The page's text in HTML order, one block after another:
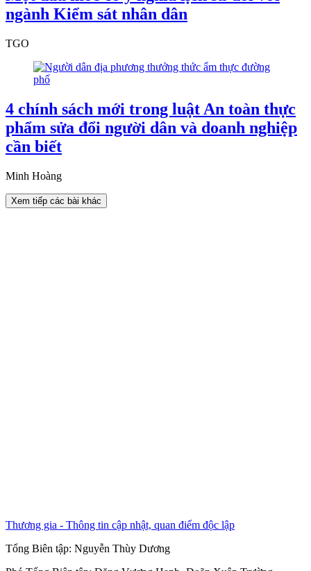
ngành Kiểm sát nhân dân
TGO
4 chính sách mới trong luật An toàn thực
phẩm sửa đổi người dân và doanh nghiệp
cần biết
Minh Hoàng
Xem tiếp các bài khác
Thương gia - Thông tin cập nhật, quan điểm độc lập
Tổng Biên tập: Nguyễn Thùy Dương